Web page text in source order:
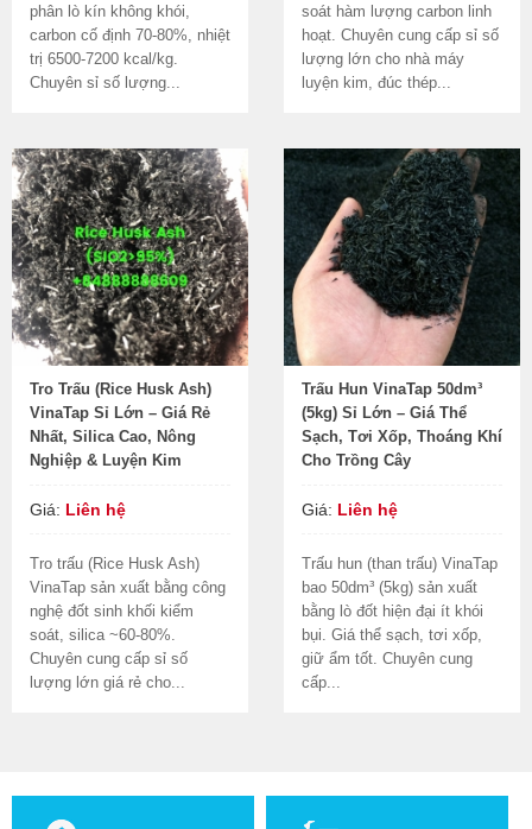
phân lò kín không khói,
carbon cố định 70-80%, nhiệt
trị 6500-7200 kcal/kg.
Chuyên sỉ số lượng...
soát hàm lượng carbon linh
hoạt. Chuyên cung cấp sỉ số
lượng lớn cho nhà máy
luyện kim, đúc thép...
Tro Trấu (Rice Husk Ash)
VinaTap Sỉ Lớn – Giá Rẻ
Nhất, Silica Cao, Nông
Nghiệp & Luyện Kim
Giá: Liên hệ
Tro trấu (Rice Husk Ash)
VinaTap sản xuất bằng công
nghệ đốt sinh khối kiểm
soát, silica ~60-80%.
Chuyên cung cấp sỉ số
lượng lớn giá rẻ cho...
Trấu Hun VinaTap 50dm³
(5kg) Sỉ Lớn – Giá Thể
Sạch, Tơi Xốp, Thoáng Khí
Cho Trồng Cây
Giá: Liên hệ
Trấu hun (than trấu) VinaTap
bao 50dm³ (5kg) sản xuất
bằng lò đốt hiện đại ít khói
bụi. Giá thể sạch, tơi xốp,
giữ ẩm tốt. Chuyên cung
cấp...